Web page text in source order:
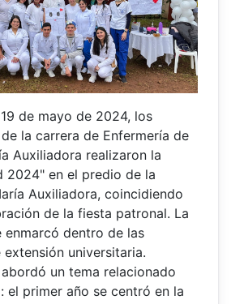
de mayo de 2024, los
la carrera de Enfermería de
Auxiliadora realizaron la
2024" en el predio de la
Auxiliadora, coincidiendo
de la fiesta patronal. La
enmarcó dentro de las
universitaria.
un tema relacionado
el primer año se centró en la